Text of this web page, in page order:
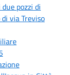
pozzi di
via Treviso